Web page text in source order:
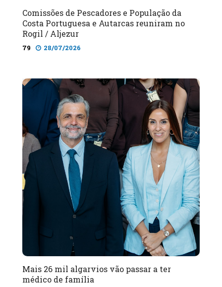
Comissões de Pescadores e População da
Costa Portuguesa e Autarcas reuniram no
Rogil / Aljezur
79 28/07/2026
Mais 26 mil algarvios vão passar a ter
médico de família